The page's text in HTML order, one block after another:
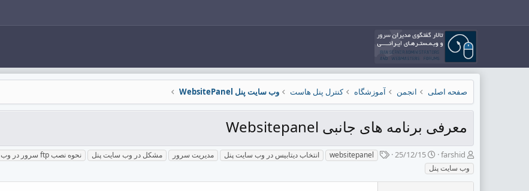
صفحه اصلی انجمن آموزشگاه کنترل پنل هاست وب سایت پنل WebsitePanel
معرفی برنامه های جانبی Websitepanel
ش
ر
و
farshid
ت
ا
ر
25/12/15
ب
ر
websitepanel انتخاب دیتابیس در وب سایت پنل مدیریت سرور مشکل در وب سایت پنل نحوه نصب ftp سرور در وب سایت پنل
وب سایت پنل